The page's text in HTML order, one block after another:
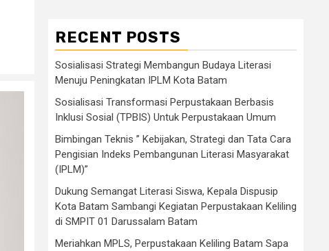
RECENT POSTS
Sosialisasi Strategi Membangun Budaya Literasi
Menuju Peningkatan IPLM Kota Batam
Sosialisasi Transformasi Perpustakaan Berbasis
Inklusi Sosial (TPBIS) Untuk Perpustakaan Umum
Bimbingan Teknis ” Kebijakan, Strategi dan Tata Cara
Pengisian Indeks Pembangunan Literasi Masyarakat
(IPLM)”
Dukung Semangat Literasi Siswa, Kepala Dispusip
Kota Batam Sambangi Kegiatan Perpustakaan Keliling
di SMPIT 01 Darussalam Batam
Meriahkan MPLS, Perpustakaan Keliling Batam Sapa